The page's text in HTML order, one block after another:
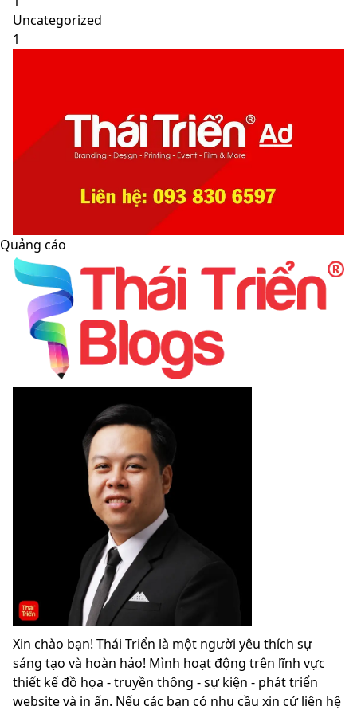
Uncategorized
1
Quảng cáo
Xin chào bạn! Thái Triển là một người yêu thích sự
sáng tạo và hoàn hảo! Mình hoạt động trên lĩnh vực
thiết kế đồ họa - truyền thông - sự kiện - phát triển
website và in ấn. Nếu các bạn có nhu cầu xin cứ liên hệ